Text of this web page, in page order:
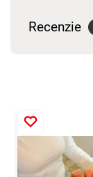
Recenzie